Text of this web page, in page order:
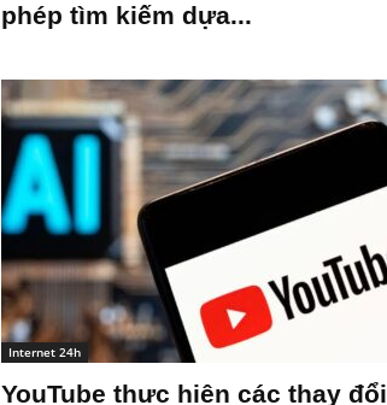
phép tìm kiếm dựa...
Internet 24h
YouTube thực hiện các thay đổi